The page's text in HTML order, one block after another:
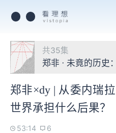
共35集
郑非 · 未竟的历史
郑非×dy | 从委内瑞
世界承担什么后果？
53:14 6